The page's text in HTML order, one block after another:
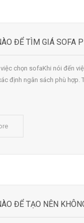
ĐỂ TÌM GIÁ SOFA
việc chọn sofaKhi nói đến
định ngân sách phù hợp.
ĐỂ TẠO NÊN